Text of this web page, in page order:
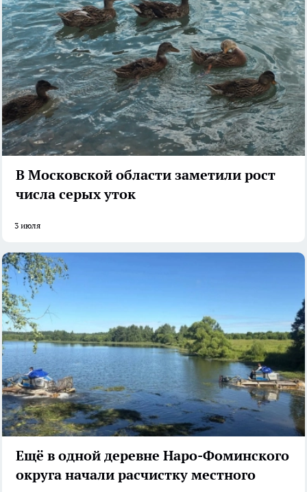
В Московской области заметили рост
числа серых уток
3 июля
Ещё в одной деревне Наро-Фоминского
округа начали расчистку местного